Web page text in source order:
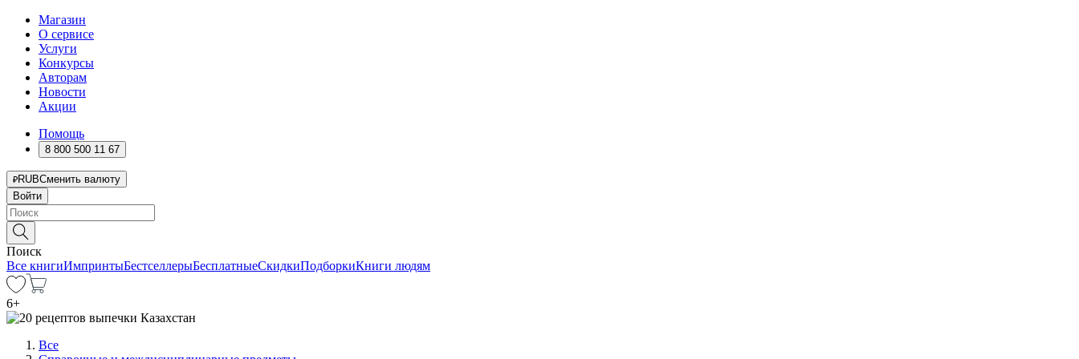
Магазин
О сервисе
Услуги
Конкурсы
Авторам
Новости
Акции
Помощь
8 800 500 11 67
RUBСменить валюту
Войти
Поиск
Все книгиИмпринтыБестселлерыБесплатныеСкидкиПодборкиКниги людям
6+
Все